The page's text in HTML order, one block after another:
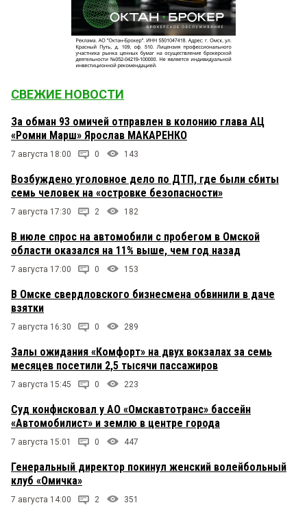
СВЕЖИЕ НОВОСТИ
За обман 93 омичей отправлен в колонию глава АЦ
«Ромни Марш» Ярослав МАКАРЕНКО
7 августа 18:00 0 143
Возбуждено уголовное дело по ДТП, где были сбиты
семь человек на «островке безопасности»
7 августа 17:30 2 182
В июле спрос на автомобили с пробегом в Омской
области оказался на 11% выше, чем год назад
7 августа 17:00 0 153
В Омске свердловского бизнесмена обвинили в даче
взятки
7 августа 16:30 0 289
Залы ожидания «Комфорт» на двух вокзалах за семь
месяцев посетили 2,5 тысячи пассажиров
7 августа 15:45 0 223
Суд конфисковал у АО «Омскавтотранс» бассейн
«Автомобилист» и землю в центре города
7 августа 15:01 0 447
Генеральный директор покинул женский волейбольный
клуб «Омичка»
7 августа 14:00 2 351